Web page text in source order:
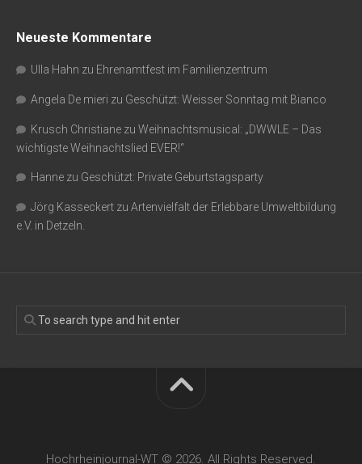
Neueste Kommentare
Ulla Hahn zu Ehrenamtfest im Familienzentrum
Angela De mieri zu Geschützt: Weisser Sonntag mit Bianco
Krusch Christiane zu Weihnachtsmusical: „DWWLE – Das
wichtigste Weihnachtslied EVER!“
Hanne zu Geschützt: Private Geburtstagsparty
Jörg Kasseckert zu Artenvielfalt der Erlebbare Umweltbildung
e.V. in Detzeln.
Hochrheinjournal-WT © 2026. All Rights Reserved.